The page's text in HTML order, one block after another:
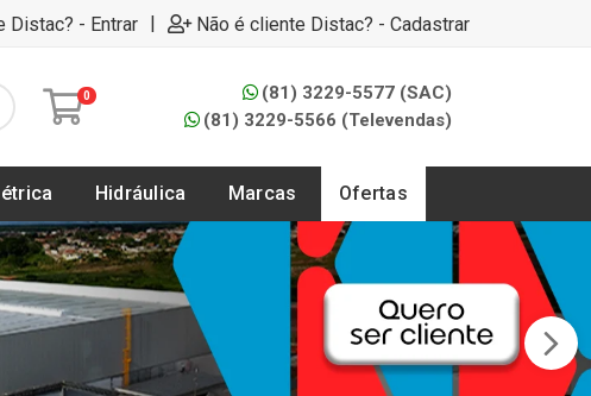
Distac? - Entrar | Não é cliente Distac? - Cadastrar
0
(81) 3229-5577 (SAC)
(81) 3229-5566 (Televendas)
Hidráulica Marcas Ofertas